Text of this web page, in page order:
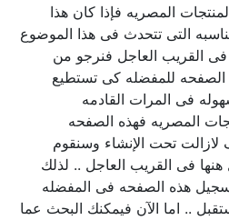
المصريه فإذا كان هذا
التى تتحدث فى هذا الموضوع
القريب العاجل فنرجو من
للمفضله كى تستطيع
فى المرات القادمه
المصريه فهذه الصفحه
تحت الإنشاء وسنقوم
هنها فى القريب العاجل .. لذلك
هذه الصفحه فى المفضله
.. اما الآن فيمكنك البحث عما